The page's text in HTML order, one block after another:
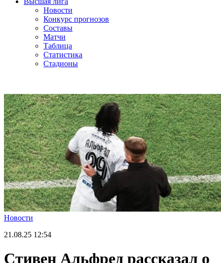
Новости
Конкурс прогнозов
Составы
Матчи
Таблица
Статистика
Стадионы
Новости
21.08.25 12:54
Стивен Альфред рассказал о